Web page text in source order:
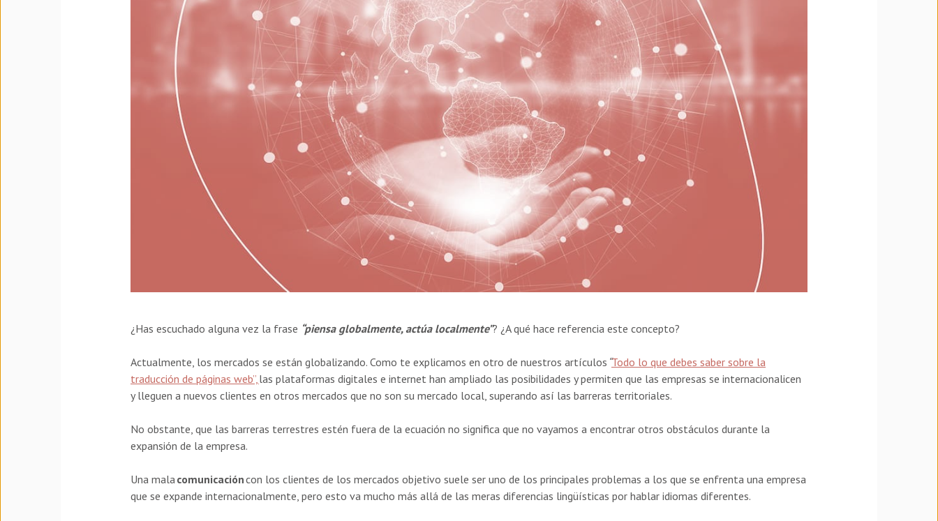
¿Has escuchado alguna vez la frase “piensa globalmente, actúa localmente”? ¿A qué hace referencia este concepto?
Actualmente, los mercados se están globalizando. Como te explicamos en otro de nuestros artículos “Todo lo que debes saber sobre la
traducción de páginas web”, las plataformas digitales e internet han ampliado las posibilidades y permiten que las empresas se internacionalicen
y lleguen a nuevos clientes en otros mercados que no son su mercado local, superando así las barreras territoriales.
No obstante, que las barreras terrestres estén fuera de la ecuación no significa que no vayamos a encontrar otros obstáculos durante la
expansión de la empresa.
Una mala comunicacióncon los clientes de los mercados objetivo suele ser uno de los principales problemas a los que se enfrenta una empresa
que se expande internacionalmente, pero esto va mucho más allá de las meras diferencias lingüísticas por hablar idiomas diferentes.